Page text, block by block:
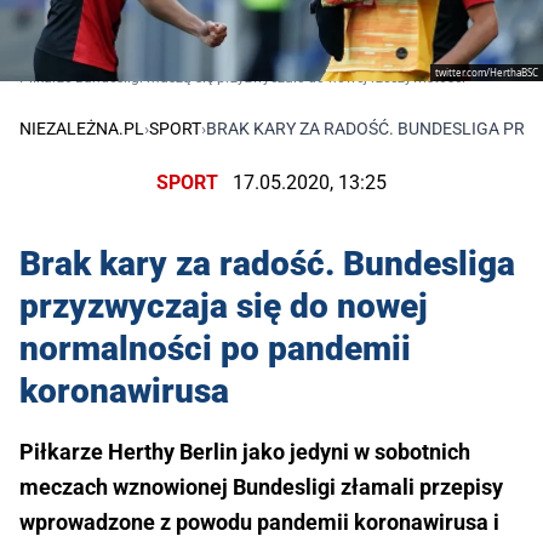
twitter.com/HerthaBSC
Piłkarze Bundesligi muszą się przyzwyczaić do nowej rzeczywistości
NIEZALEŻNA.PL ›SPORT›BRAK KARY ZA RADOŚĆ. BUNDESLIGA
SPORT 17.05.2020, 13:25
Brak kary za radość. Bundesliga
przyzwyczaja się do nowej
normalności po pandemii
koronawirusa
Piłkarze Herthy Berlin jako jedyni w sobotnich
meczach wznowionej Bundesligi złamali przepisy
wprowadzone z powodu pandemii koronawirusa i